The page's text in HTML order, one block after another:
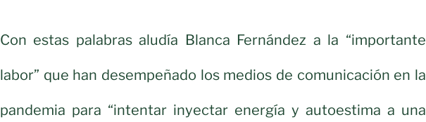
Con estas palabras aludía Blanca Fernández a la “importante
labor” que han desempeñado los medios de comunicación en la
pandemia para “intentar inyectar energía y autoestima a una